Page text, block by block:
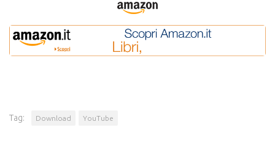
Tag: Download YouTube